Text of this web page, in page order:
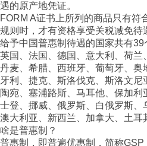
遇的原产地凭证。
FORM A证书上所列的商品只有符
规则时，才有资格享受关税减免待
给予中国普惠制待遇的国家共有39
英国、法国、德国、意大利、荷兰
丹麦、希腊、西班牙、葡萄牙、
牙利、捷克、斯洛伐克、斯洛文
陶宛、塞浦路斯、马耳他、保加
士登、挪威、俄罗斯、白俄罗斯、
澳大利亚、新西兰、加拿大、土耳
啥是普惠制？
普惠制，即普遍优惠制，简称